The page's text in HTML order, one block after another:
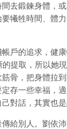
去鍛鍊身體，
犧牲時間、體
戶的追求，健
提取，所以她
骨，把身體拉
存一些幸福，
對話，其實也是
給別人。劉依